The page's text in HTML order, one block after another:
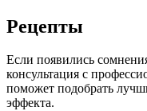
Рецепты
Если появились
консультация с
поможет подобрать
эффекта.